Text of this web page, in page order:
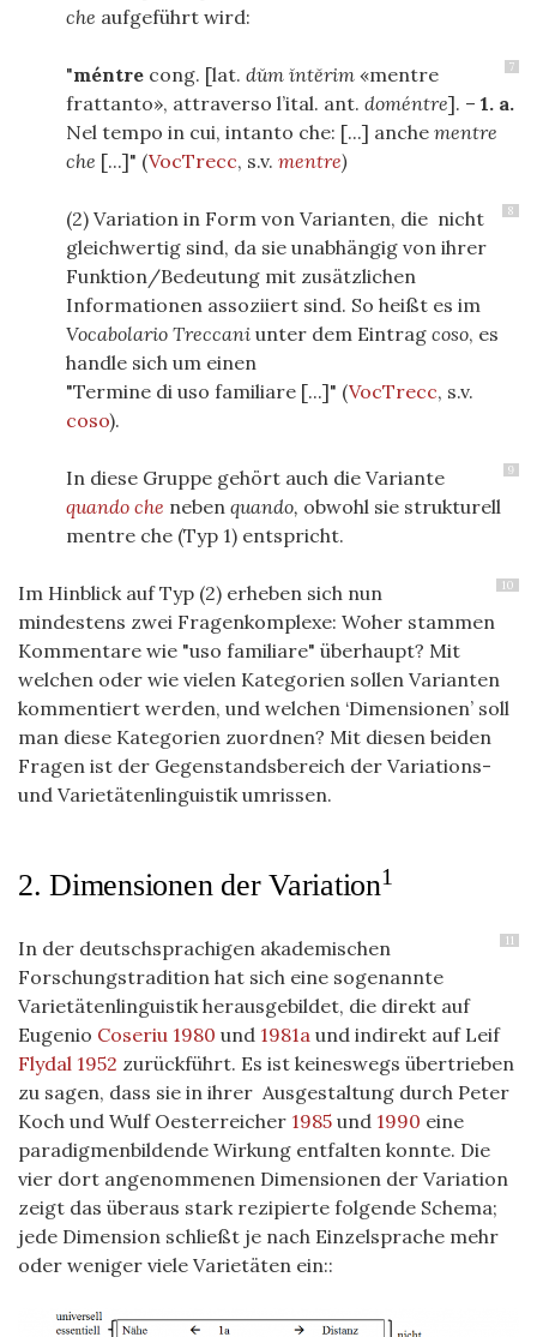
che aufgeführt wird:
7
"méntre cong. [lat. dŭm ĭntĕrim «mentre
frattanto», attraverso l’ital. ant. doméntre]. – 1. a.
Nel tempo in cui, intanto che: [...] anche mentre
che [...]" (VocTrecc, s.v. mentre)
8
(2) Variation in Form von Varianten, die nicht
gleichwertig sind, da sie unabhängig von ihrer
Funktion/Bedeutung mit zusätzlichen
Informationen assoziiert sind. So heißt es im
Vocabolario Treccani unter dem Eintrag coso, es
handle sich um einen
"Termine di uso familiare [...]" (VocTrecc, s.v.
coso).
9
In diese Gruppe gehört auch die Variante
quando che neben quando, obwohl sie strukturell
mentre che (Typ 1) entspricht.
10
Im Hinblick auf Typ (2) erheben sich nun
mindestens zwei Fragenkomplexe: Woher stammen
Kommentare wie "uso familiare" überhaupt? Mit
welchen oder wie vielen Kategorien sollen Varianten
kommentiert werden, und welchen ‘Dimensionen’ soll
man diese Kategorien zuordnen? Mit diesen beiden
Fragen ist der Gegenstandsbereich der Variations-
und Varietätenlinguistik umrissen.
2. Dimensionen der Variation1
11
In der deutschsprachigen akademischen
Forschungstradition hat sich eine sogenannte
Varietätenlinguistik herausgebildet, die direkt auf
Eugenio Coseriu 1980 und 1981a und indirekt auf Leif
Flydal 1952 zurückführt. Es ist keineswegs übertrieben
zu sagen, dass sie in ihrer Ausgestaltung durch Peter
Koch und Wulf Oesterreicher 1985 und 1990 eine
paradigmenbildende Wirkung entfalten konnte. Die
vier dort angenommenen Dimensionen der Variation
zeigt das überaus stark rezipierte folgende Schema;
jede Dimension schließt je nach Einzelsprache mehr
oder weniger viele Varietäten ein::